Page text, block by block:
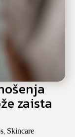
zaista
, Skincare